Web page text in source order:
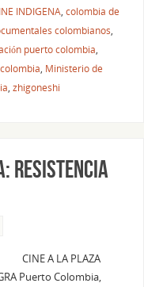
INDIGENA, colombia de
colombianos,
puerto colombia,
, Ministerio de
, zhigoneshi
RESISTENCIA
CINE A LA PLAZA
Puerto Colombia,